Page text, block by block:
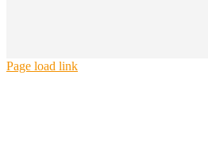
Page load link